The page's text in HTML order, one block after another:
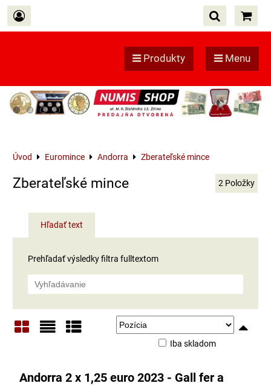
Produkty Menu
Úvod Euromince Andorra Zberateľské mince
Zberateľské mince 2 Položky
Hľadať text
Prehľadať výsledky filtra fulltextom
Iba skladom
Andorra 2 x 1,25 euro 2023 - Gall fer a